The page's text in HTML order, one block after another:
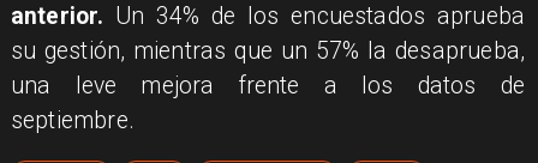
anterior. Un 34% de los encuestados aprueba
su gestión, mientras que un 57% la desaprueba,
una leve mejora frente a los datos de
septiembre.